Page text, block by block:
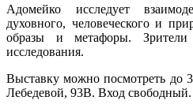
Адомейко исследует
духовного, человеческого и
образы и метафоры. Зрители
исследования.
Выставку можно посмотреть до
Лебедевой, 93В. Вход свободный.